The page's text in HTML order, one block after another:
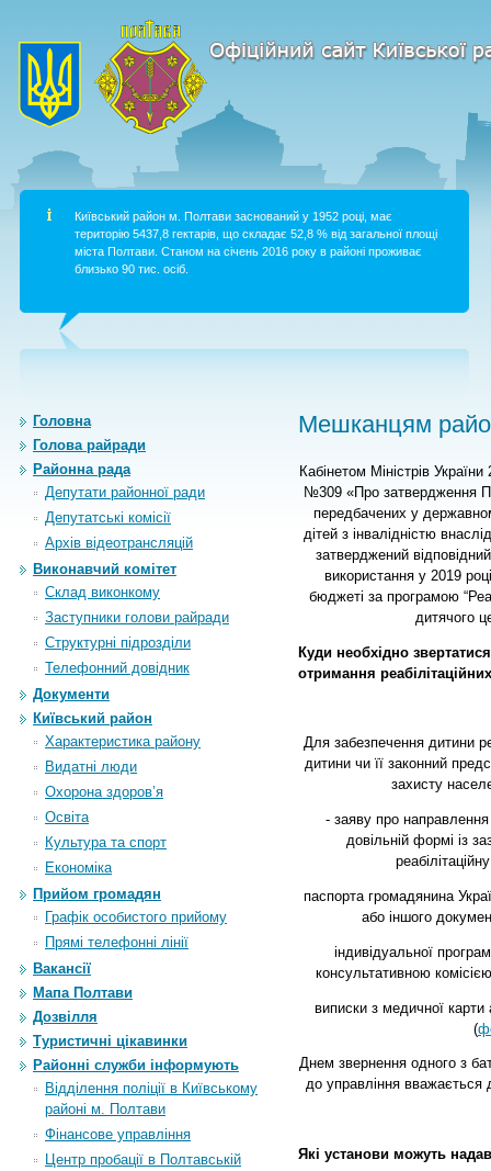
Київський район м. Полтави заснований у 1952 році, має
територію 5437,8 гектарів, що складає 52,8 % від загальної площі
міста Полтави. Станом на січень 2016 року в районі проживає
близько 90 тис. осіб.
Головна
Голова райради
Районна рада
Депутати районної ради
Депутатські комісії
Архiв вiдеотрансляцiй
Виконавчий комітет
Склад виконкому
Заступники голови райради
Структурні підрозділи
Телефонний довідник
Документи
Київський район
Характеристика району
Видатні люди
Охорона здоров’я
Освіта
Культура та спорт
Економіка
Прийом громадян
Графік особистого прийому
Прямі телефонні лінії
Вакансії
Мапа Полтави
Дозвілля
Туристичні цікавинки
Районні служби інформують
Відділення поліції в Київському
районі м. Полтави
Фінансове управління
Центр пробації в Полтавській
Мешканцям
Кабінетом Міністрів України
№309 «Про затвердження
передбачених у
дітей з інвалідністю
затверджений
використання у 2019
бюджеті за програмою
дитячого
Куди необхідно
отримання
Для забезпечення дитини
дитини чи її законний
захисту
- заяву про направлення
довільній формі із
паспорта громадянина
або іншого
індивідуальної
консультативною
виписки з медичної карти
(
Днем звернення одного з
до управління
Які установи можуть